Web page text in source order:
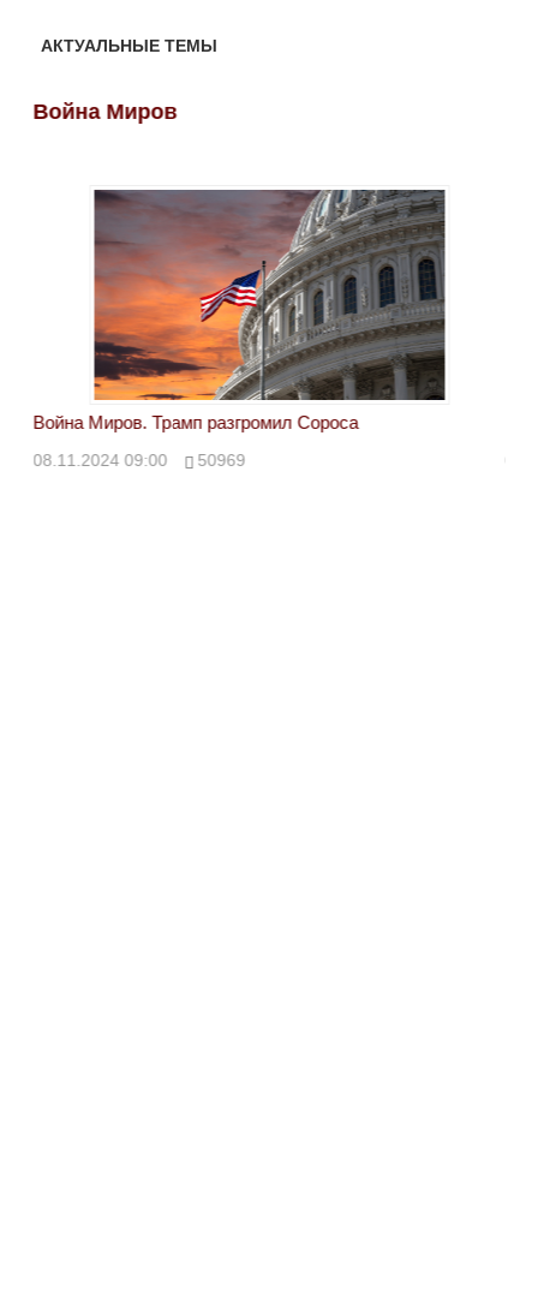
АКТУАЛЬНЫЕ ТЕМЫ
Война Миров
Война Миров. Трамп разгромил Сороса
08.11.2024 09:00 50969